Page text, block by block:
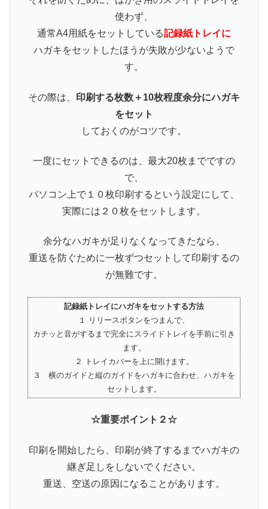
使わず、
通常A4用紙をセットしている記録紙トレイに
ハガキをセットしたほうが失敗が少ないようで
す。
その際は、 印刷する枚数＋10枚程度余分にハガキ
をセット
しておくのがコツです。
一度にセットできるのは、最大20枚までですの
で、
パソコン上で１０枚印刷するという設定にして、
実際には２０枚をセットします。
余分なハガキが足りなくなってきたなら、
重送を防ぐために一枚ずつセットして印刷するの
が無難です。
記録紙トレイにハガキをセットする方法
１ リリースボタンをつまんで、
カチッと音がするまで完全にスライドトレイを手前に引き
ます。
２ トレイカバーを上に開けます。
３ 横のガイドと縦のガイドをハガキに合わせ、ハガキを
セットします。
☆重要ポイント２☆
印刷を開始したら、印刷が終了するまでハガキの
継ぎ足しをしないでください。
重送、空送の原因になることがあります。